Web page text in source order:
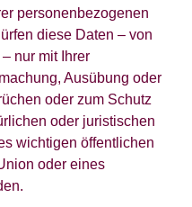
personenbezogenen
diese Daten – von
nur mit Ihrer
Ausübung oder
oder zum Schutz
oder juristischen
wichtigen öffentlichen
oder eines